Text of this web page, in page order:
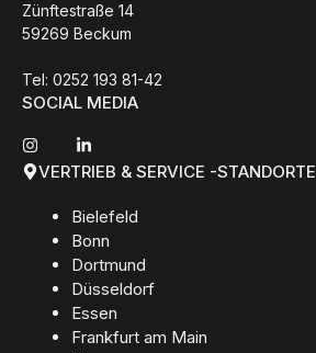
Zünftestraße 14
59269 Beckum
Tel: 0252 193 81-42
SOCIAL MEDIA
VERTRIEB & SERVICE -STANDORTE
Bielefeld
Bonn
Dortmund
Düsseldorf
Essen
Frankfurt am Main